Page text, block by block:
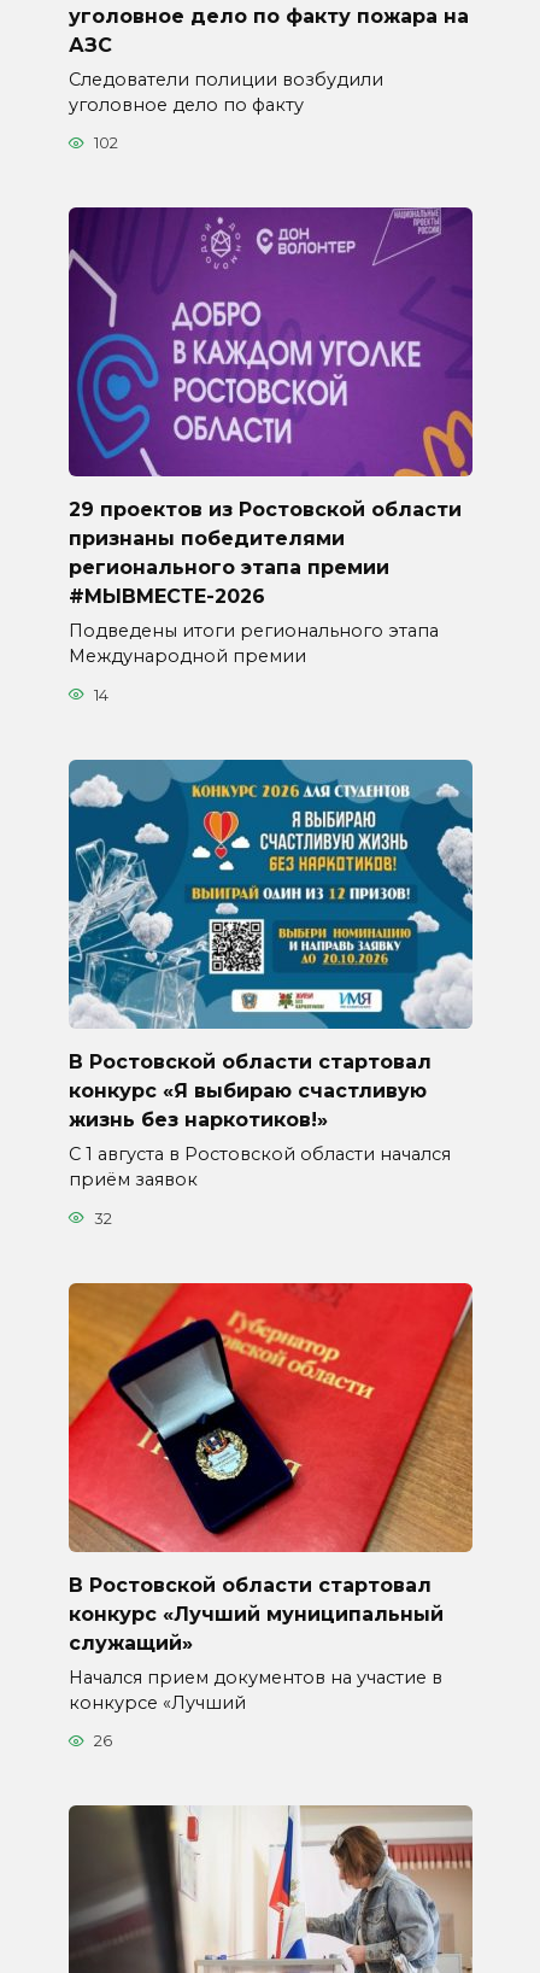
уголовное дело по факту пожара на
АЗС
Следователи полиции возбудили
уголовное дело по факту
102
29 проектов из Ростовской области
признаны победителями
регионального этапа премии
#МЫВМЕСТЕ-2026
Подведены итоги регионального этапа
Международной премии
14
В Ростовской области стартовал
конкурс «Я выбираю счастливую
жизнь без наркотиков!»
С 1 августа в Ростовской области начался
приём заявок
32
В Ростовской области стартовал
конкурс «Лучший муниципальный
служащий»
Начался прием документов на участие в
конкурсе «Лучший
26